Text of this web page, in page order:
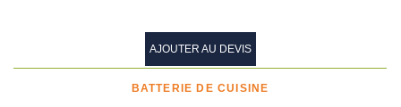
AJOUTER AU DEVIS
BATTERIE DE CUISINE